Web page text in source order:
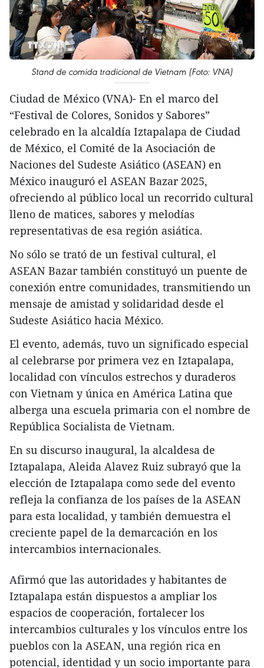
Stand de comida tradicional de Vietnam (Foto: VNA)
Ciudad de México (VNA)- En el marco del
“Festival de Colores, Sonidos y Sabores”
celebrado en la alcaldía Iztapalapa de Ciudad
de México, el Comité de la Asociación de
Naciones del Sudeste Asiático (ASEAN) en
México inauguró el ASEAN Bazar 2025,
ofreciendo al público local un recorrido cultural
lleno de matices, sabores y melodías
representativas de esa región asiática.
No sólo se trató de un festival cultural, el
ASEAN Bazar también constituyó un puente de
conexión entre comunidades, transmitiendo un
mensaje de amistad y solidaridad desde el
Sudeste Asiático hacia México.
El evento, además, tuvo un significado especial
al celebrarse por primera vez en Iztapalapa,
localidad con vínculos estrechos y duraderos
con Vietnam y única en América Latina que
alberga una escuela primaria con el nombre de
República Socialista de Vietnam.
En su discurso inaugural, la alcaldesa de
Iztapalapa, Aleida Alavez Ruiz subrayó que la
elección de Iztapalapa como sede del evento
refleja la confianza de los países de la ASEAN
para esta localidad, y también demuestra el
creciente papel de la demarcación en los
intercambios internacionales.
Afirmó que las autoridades y habitantes de
Iztapalapa están dispuestos a ampliar los
espacios de cooperación, fortalecer los
intercambios culturales y los vínculos entre los
pueblos con la ASEAN, una región rica en
potencial, identidad y un socio importante para